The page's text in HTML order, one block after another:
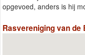
opgevoed, anders is hij
Rasvereniging van de